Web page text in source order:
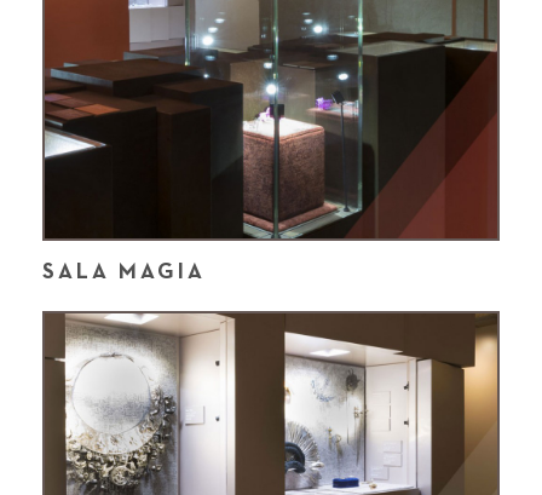
SALA MAGIA